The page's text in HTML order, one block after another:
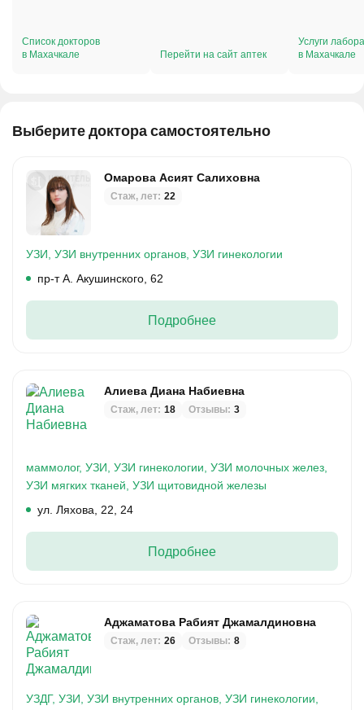
Список докторов
в Махачкале
Перейти на сайт аптек
Услуги
в Махачкале
Выберите доктора самостоятельно
Омарова Асият Салиховна
Стаж, лет: 22
УЗИ, УЗИ внутренних органов, УЗИ гинекологии
пр-т А. Акушинского, 62
Подробнее
Алиева Диана Набиевна
Стаж, лет: 18 Отзывы: 3
маммолог, УЗИ, УЗИ гинекологии, УЗИ молочных желез,
УЗИ мягких тканей, УЗИ щитовидной железы
ул. Ляхова, 22, 24
Подробнее
Аджаматова Рабият Джамалдиновна
Стаж, лет: 26 Отзывы: 8
УЗДГ, УЗИ, УЗИ внутренних органов, УЗИ гинекологии,